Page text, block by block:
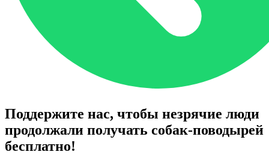
Поддержите нас, чтобы незрячие люди
продолжали получать собак-поводырей
бесплатно!